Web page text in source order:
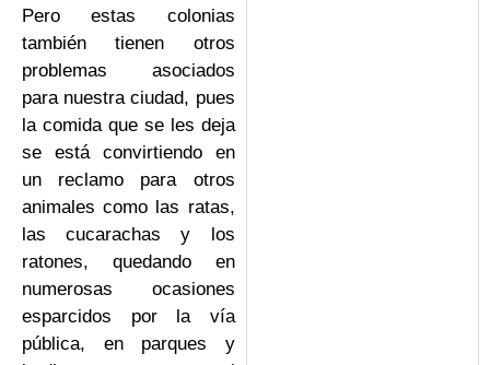
Pero estas colonias
también tienen otros
problemas asociados
para nuestra ciudad, pues
la comida que se les deja
se está convirtiendo en
un reclamo para otros
animales como las ratas,
las cucarachas y los
ratones, quedando en
numerosas ocasiones
esparcidos por la vía
pública, en parques y